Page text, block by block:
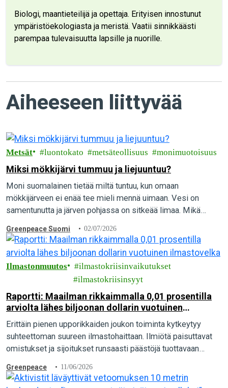
Biologi, maantieteilijä ja opettaja. Erityisen innostunut
ympäristöekologiasta ja meristä. Vaatii sinnikkäästi
parempaa tulevaisuutta lapsille ja nuorille.
Aiheeseen liittyvää
Metsät luontokato metsäteollisuus monimuotoisuus
Miksi mökkijärvi tummuu ja liejuuntuu?
Moni suomalainen tietää miltä tuntuu, kun omaan
mökkijärveen ei enää tee mieli mennä uimaan. Vesi on
samentunutta ja järven pohjassa on sitkeää limaa. Mikä
Greenpeace Suomi 02/07/2026
Ilmastonmuutos
ilmastokriisinvaikutukset
ilmastokriisinsyyt
Raportti: Maailman rikkaimmalla 0,01 prosentilla
arviolta lähes biljoonan dollarin vuotuinen
ilmastovelka
Erittäin pienen upporikkaiden joukon toiminta kytkeytyy
suhteettoman suureen ilmastohaittaan. Ilmiötä paisuttavat
omistukset ja sijoitukset runsaasti päästöjä tuottavaan
tuore kansainvälinen raportti.
Greenpeace 11/06/2026